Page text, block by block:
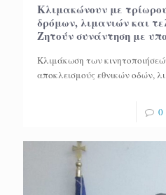
Κλιμακώνουν με
δρόμων, λιμανιών και
Ζητούν συνάντηση με
Κλιμάκωση των
αποκλεισμούς εθνικών οδών,
0